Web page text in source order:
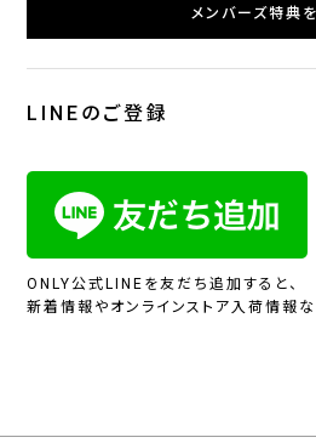
メンバーズ特典
LINEのご登録
ONLY公式LINEを友だち追加すると、
新着情報やオンラインストア入荷情報な